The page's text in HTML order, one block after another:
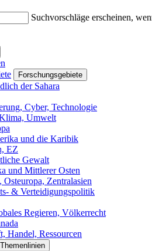
Suchvorschläge erscheinen,
Forschungsgebiete
der Sahara
Cyber, Technologie
Umwelt
und die Karibik
EZ
Gewalt
und Mittlerer Osten
Osteuropa, Zentralasien
& Verteidigungspolitik
Regieren, Völkerrecht
Handel, Ressourcen
Themenlinien